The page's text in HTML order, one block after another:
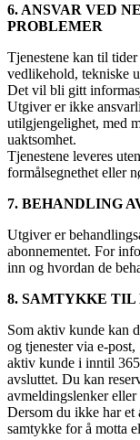
6. ANSVAR VED
PROBLEMER
Tjenestene kan til
vedlikehold, tekniske
Det vil bli gitt
Utgiver er ikke
utilgjengelighet, med
uaktsomhet.
Tjenestene leveres
formålsegnethet eller
7. BEHANDLING
Utgiver er
abonnementet. For
inn og hvordan de
8. SAMTYKKE
Som aktiv kunde kan
og tjenester via e-
aktiv kunde i inntil 365
avsluttet. Du kan
avmeldingslenker
Dersom du ikke har
samtykke for å motta